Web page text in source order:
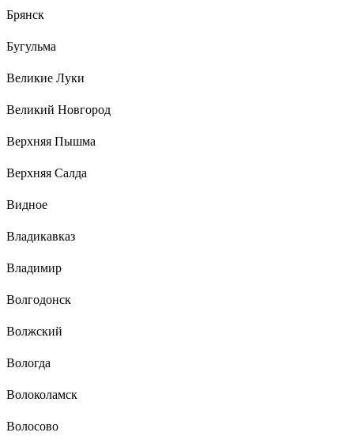
Брянск
Бугульма
Великие Луки
Великий Новгород
Верхняя Пышма
Верхняя Салда
Видное
Владикавказ
Владимир
Волгодонск
Волжский
Вологда
Волоколамск
Волосово